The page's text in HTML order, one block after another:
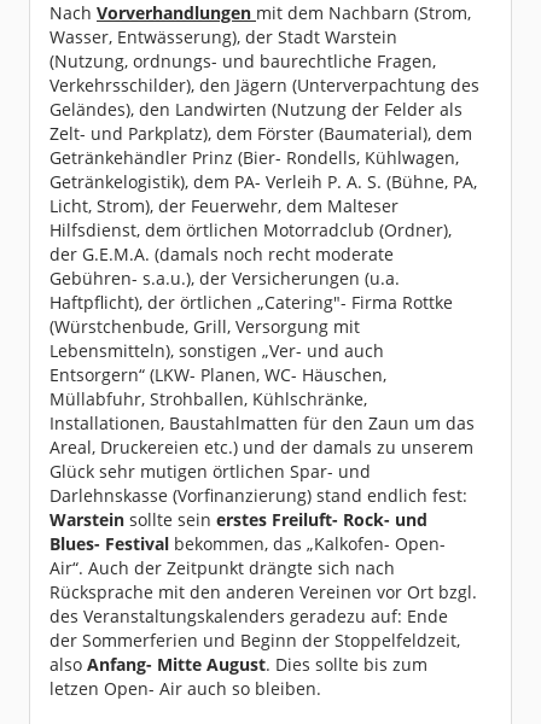
Nach Vorverhandlungen mit dem Nachbarn (Strom,
Wasser, Entwässerung), der Stadt Warstein
(Nutzung, ordnungs- und baurechtliche Fragen,
Verkehrsschilder), den Jägern (Unterverpachtung des
Geländes), den Landwirten (Nutzung der Felder als
Zelt- und Parkplatz), dem Förster (Baumaterial), dem
Getränkehändler Prinz (Bier- Rondells, Kühlwagen,
Getränkelogistik), dem PA- Verleih P. A. S. (Bühne, PA,
Licht, Strom), der Feuerwehr, dem Malteser
Hilfsdienst, dem örtlichen Motorradclub (Ordner),
der G.E.M.A. (damals noch recht moderate
Gebühren- s.a.u.), der Versicherungen (u.a.
Haftpflicht), der örtlichen „Catering"- Firma Rottke
(Würstchenbude, Grill, Versorgung mit
Lebensmitteln), sonstigen „Ver- und auch
Entsorgern“ (LKW- Planen, WC- Häuschen,
Müllabfuhr, Strohballen, Kühlschränke,
Installationen, Baustahlmatten für den Zaun um das
Areal, Druckereien etc.) und der damals zu unserem
Glück sehr mutigen örtlichen Spar- und
Darlehnskasse (Vorfinanzierung) stand endlich fest:
Warstein sollte sein erstes Freiluft- Rock- und
Blues- Festival bekommen, das „Kalkofen- Open-
Air“. Auch der Zeitpunkt drängte sich nach
Rücksprache mit den anderen Vereinen vor Ort bzgl.
des Veranstaltungskalenders geradezu auf: Ende
der Sommerferien und Beginn der Stoppelfeldzeit,
also Anfang- Mitte August. Dies sollte bis zum
letzen Open- Air auch so bleiben.